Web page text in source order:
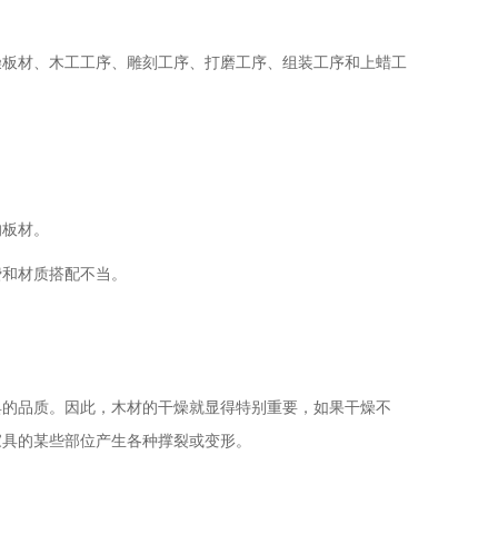
材、木工工序、雕刻工序、打磨工序、组装工序和上蜡工
材。
材质搭配不当。
品质。因此，木材的干燥就显得特别重要，如果干燥不
的某些部位产生各种撑裂或变形。